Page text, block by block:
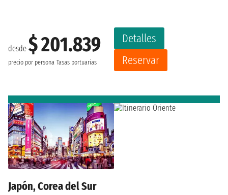
desde $ 201.839
precio por persona Tasas portuarias
Detalles
Reservar
Japón, Corea del Sur